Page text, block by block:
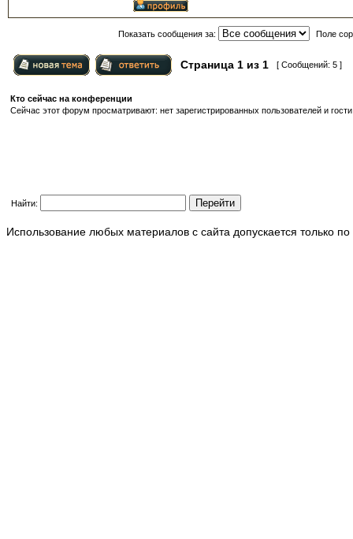
Показать сообщения за: Поле
Страница 1 из 1 [ Сообщений: 5 ]
Кто сейчас на конференции
Сейчас этот форум просматривают: нет зарегистрированных пользователей и
Найти:
Использование любых материалов с сайта допускается только